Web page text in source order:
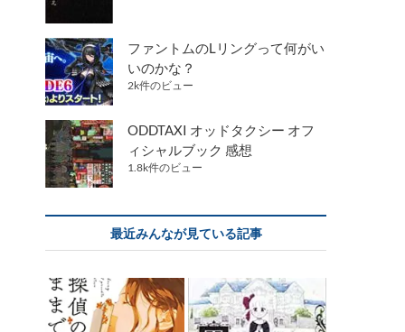
ファントムのLリングって何がい
いのかな？
2k件のビュー
ODDTAXI オッドタクシー オフ
ィシャルブック 感想
1.8k件のビュー
最近みんなが見ている記事